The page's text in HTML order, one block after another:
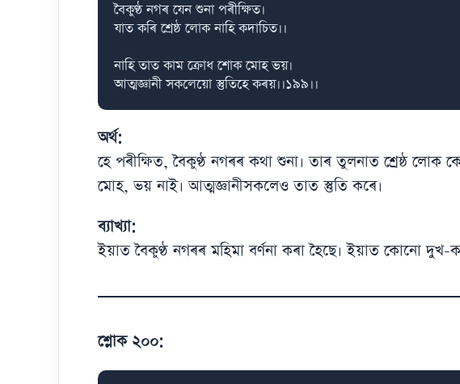
বৈকুণ্ঠ নগৰ যেন শুনা পৰীক্ষিত।
যাত কৰি শ্ৰেষ্ঠ লোক নাহি কদাচিত।।
নাহি তাত কাম ক্ৰোধ শোক মোহ ভয়।
আত্মজ্ঞানী সকলেয়ো স্তুতিহে কৰয়।।১৯৯।।
অৰ্থ:
হে পৰীক্ষিত, বৈকুণ্ঠ নগৰৰ কথা শুনা। তাৰ তুলনাত শ্ৰেষ্ঠ
মোহ, ভয় নাই। আত্মজ্ঞানীসকলেও তাত স্তুতি কৰে।
ব্যাখ্যা:
ইয়াত বৈকুণ্ঠ নগৰৰ মহিমা বৰ্ণনা কৰা হৈছে। ইয়াত কোনো দুখ-
শ্লোক ২০০: